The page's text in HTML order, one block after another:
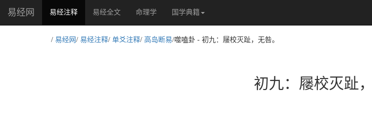
易经网 易经注释(current)易经全文 命理学 国学典籍
/ 易经网 / 易经注释/ 单爻注释/ 高岛断易/噬嗑卦 - 初九：屦校灭趾，无咎。
初九：屦校灭趾